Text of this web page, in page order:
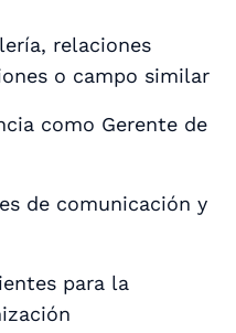
relaciones
o campo similar
como Gerente de
de comunicación y
para la